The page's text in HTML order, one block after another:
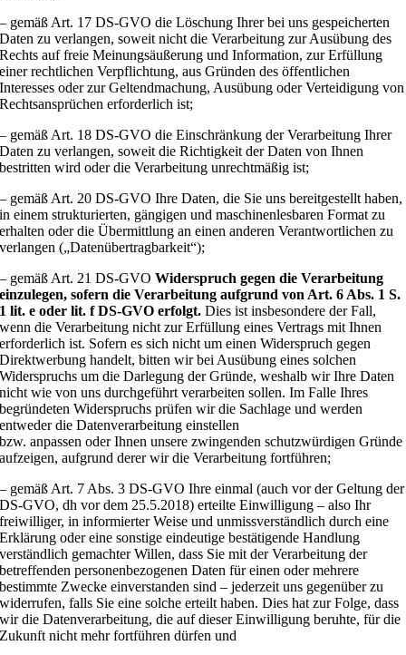
– gemäß Art. 17 DS-GVO die Löschung Ihrer bei uns gespeicherten
Daten zu verlangen, soweit nicht die Verarbeitung zur Ausübung des
Rechts auf freie Meinungsäußerung und Information, zur Erfüllung
einer rechtlichen Verpflichtung, aus Gründen des öffentlichen
Interesses oder zur Geltendmachung, Ausübung oder Verteidigung von
Rechtsansprüchen erforderlich ist;
– gemäß Art. 18 DS-GVO die Einschränkung der Verarbeitung Ihrer
Daten zu verlangen, soweit die Richtigkeit der Daten von Ihnen
bestritten wird oder die Verarbeitung unrechtmäßig ist;
– gemäß Art. 20 DS-GVO Ihre Daten, die Sie uns bereitgestellt haben,
in einem strukturierten, gängigen und maschinenlesbaren Format zu
erhalten oder die Übermittlung an einen anderen Verantwortlichen zu
verlangen („Datenübertragbarkeit“);
– gemäß Art. 21 DS-GVOWiderspruch gegen die Verarbeitung
einzulegen, sofern dieVerarbeitung aufgrund von Art. 6 Abs. 1 S.
1 lit. e oder lit. f DS-GVO erfolgt. Dies ist insbesondere der Fall,
wenn die Verarbeitung nicht zur Erfüllung eines Vertrags mit Ihnen
erforderlich ist. Sofern es sich nicht um einen Widerspruch gegen
Direktwerbung handelt, bitten wir bei Ausübung eines solchen
Widerspruchs um die Darlegung der Gründe, weshalb wir Ihre Daten
nicht wie von uns durchgeführt verarbeiten sollen. Im Falle Ihres
begründeten Widerspruchs prüfen wir die Sachlage und werden
entweder die Datenverarbeitung einstellen
bzw. anpassen oder Ihnen unsere zwingenden schutzwürdigen Gründe
aufzeigen, aufgrund derer wir die Verarbeitung fortführen;
– gemäß Art. 7 Abs. 3 DS-GVO Ihre einmal (auch vor der Geltung der
DS-GVO, dh vor dem 25.5.2018) erteilte Einwilligung – also Ihr
freiwilliger, in informierter Weise und unmissverständlich durch eine
Erklärung oder eine sonstige eindeutige bestätigende Handlung
verständlich gemachter Willen, dass Sie mit der Verarbeitung der
betreffenden personenbezogenen Daten für einen oder mehrere
bestimmte Zwecke einverstanden sind – jederzeit uns gegenüber zu
widerrufen, falls Sie eine solche erteilt haben. Dies hat zur Folge, dass
wir die Datenverarbeitung, die auf dieser Einwilligung beruhte, für die
Zukunft nicht mehr fortführen dürfen und